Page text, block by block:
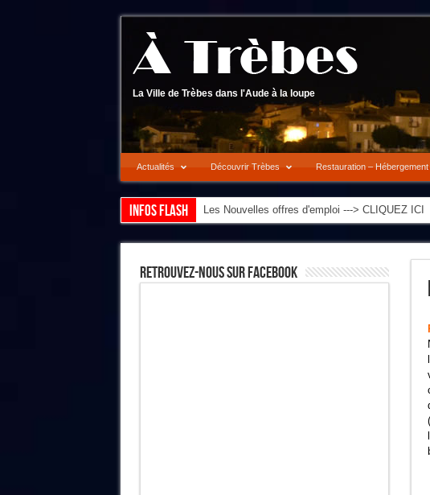
La Ville de Trèbes dans l'Aude à la loupe
Actualités Découvrir Trèbes Restauration – Hébergement
Infos flash Les Nouvelles offres d'emploi ---> CLIQUEZ ICI
Retrouvez-Nous Sur Facebook